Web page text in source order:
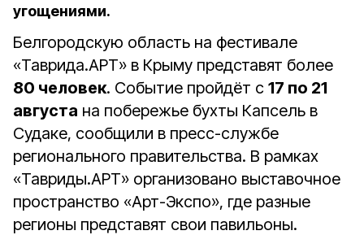
угощениями.
Белгородскую область на фестивале
«Таврида.АРТ» в Крыму представят более
80 человек. Событие пройдёт с 17 по 21
августа на побережье бухты Капсель в
Судаке, сообщили в пресс-службе
регионального правительства. В рамках
«Тавриды.АРТ» организовано выставочное
пространство «Арт-Экспо», где разные
регионы представят свои павильоны.